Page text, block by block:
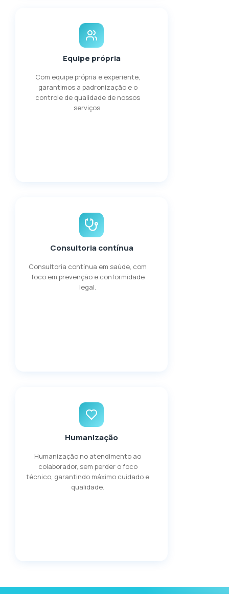
Equipe própria
Com equipe própria e experiente,
garantimos a padronização e o
controle de qualidade de nossos
serviços.
Consultoria contínua
Consultoria contínua em saúde, com
foco em prevenção e conformidade
legal.
Humanização
Humanização no atendimento ao
colaborador, sem perder o foco
técnico, garantindo máximo cuidado e
qualidade.